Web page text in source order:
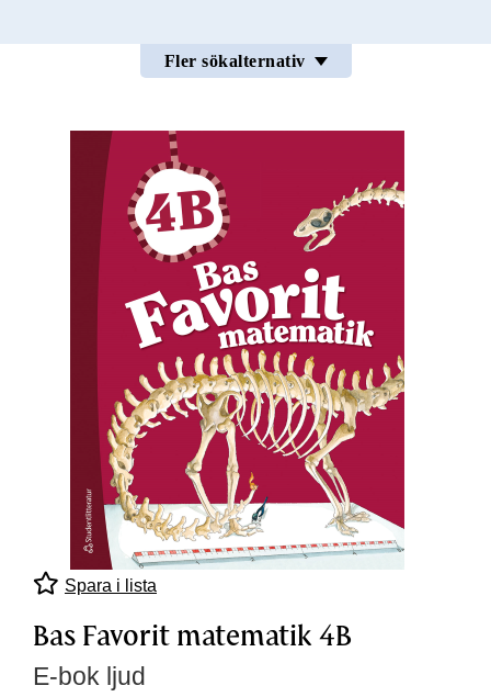
Fler sökalternativ
Spara i lista
Bas Favorit matematik 4B
E-bok ljud